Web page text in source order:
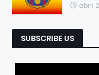
abril
SUBSCRIBE US